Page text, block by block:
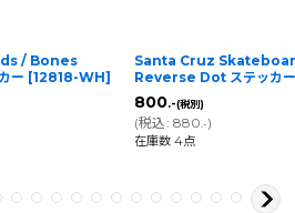
/ Bones
ー [12818-WH]
Santa Cruz
Reverse Dot ステッカー
800.-(税別)
(税込: 880 .-)
在庫数 4点